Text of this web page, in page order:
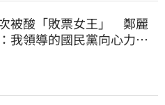
被酸「敗票女王」 鄭麗
我領導的國民黨向心力